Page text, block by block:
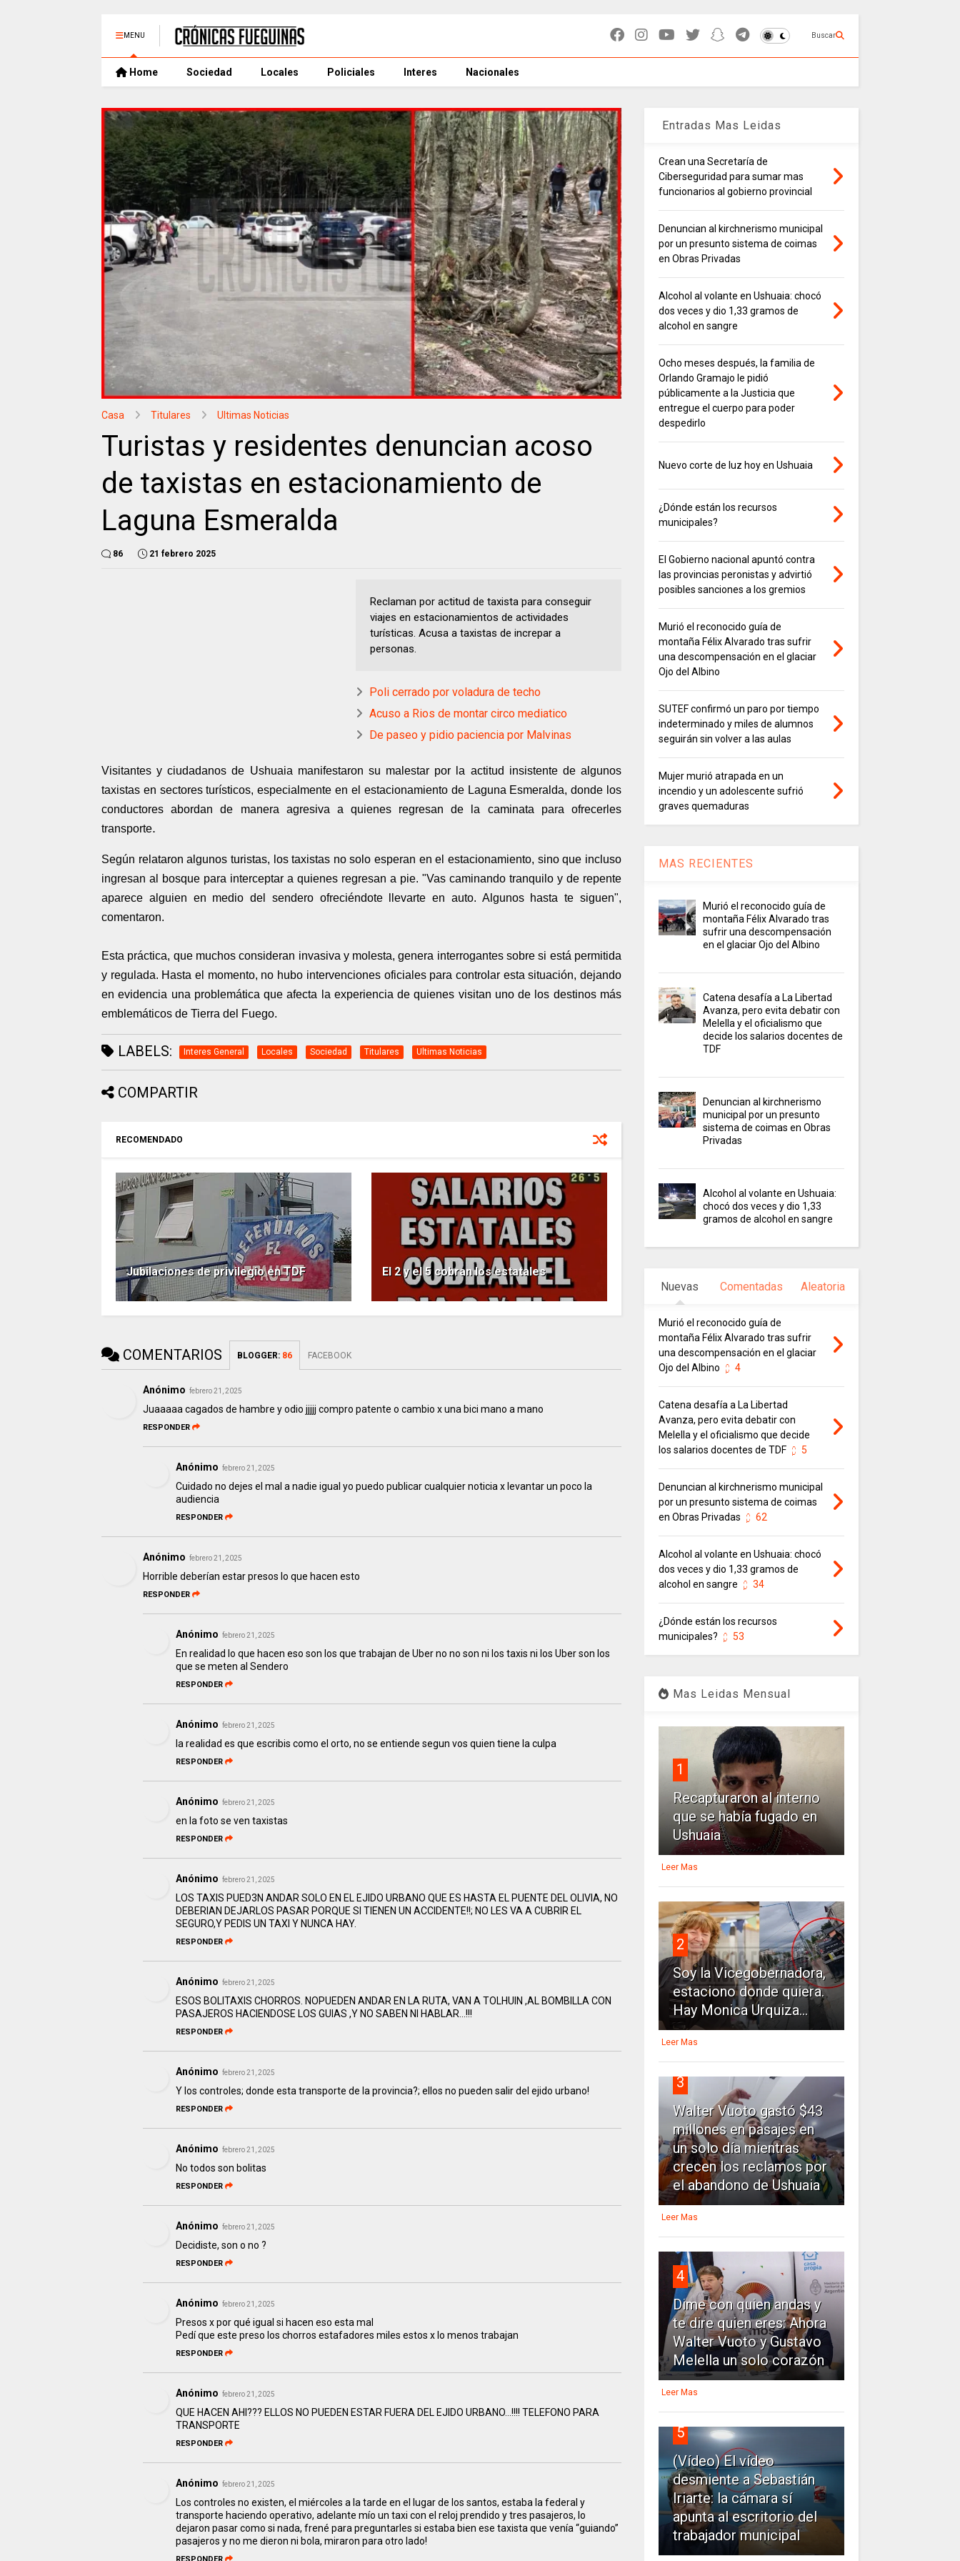
MENU Buscar
Home Sociedad Locales Policiales Interes Nacionales
Casa Titulares Ultimas Noticias
Turistas y residentes denuncian acoso
de taxistas en estacionamiento de
Laguna Esmeralda
86 21 febrero 2025
Reclaman por actitud de taxista para conseguir
viajes en estacionamientos de actividades
turísticas. Acusa a taxistas de increpar a
personas.
Poli cerrado por voladura de techo
Acuso a Rios de montar circo mediatico
De paseo y pidio paciencia por Malvinas
Visitantes y ciudadanos de Ushuaia manifestaron su malestar por la actitud insistente de algunos
taxistas en sectores turísticos, especialmente en el estacionamiento de Laguna Esmeralda, donde los
conductores abordan de manera agresiva a quienes regresan de la caminata para ofrecerles
transporte.
Según relataron algunos turistas, los taxistas no solo esperan en el estacionamiento, sino que incluso
ingresan al bosque para interceptar a quienes regresan a pie. "Vas caminando tranquilo y de repente
aparece alguien en medio del sendero ofreciéndote llevarte en auto. Algunos hasta te siguen",
comentaron.
Esta práctica, que muchos consideran invasiva y molesta, genera interrogantes sobre si está permitida
y regulada. Hasta el momento, no hubo intervenciones oficiales para controlar esta situación, dejando
en evidencia una problemática que afecta la experiencia de quienes visitan uno de los destinos más
emblemáticos de Tierra del Fuego.
LABELS: Interes General Locales Sociedad Titulares Ultimas Noticias
COMPARTIR
RECOMENDADO
Jubilaciones de privilegio en TDF El 2 y el 5 cobran los estatales
COMENTARIOS BLOGGER: 86 FACEBOOK
Anónimo febrero 21, 2025
Juaaaaa cagados de hambre y odio jjjjj compro patente o cambio x una bici mano a mano
RESPONDER
Anónimo febrero 21, 2025
Cuidado no dejes el mal a nadie igual yo puedo publicar cualquier noticia x levantar un poco la
audiencia
RESPONDER
Anónimo febrero 21, 2025
Horrible deberían estar presos lo que hacen esto
RESPONDER
Anónimo febrero 21, 2025
En realidad lo que hacen eso son los que trabajan de Uber no no son ni los taxis ni los Uber son los
que se meten al Sendero
RESPONDER
Anónimo febrero 21, 2025
la realidad es que escribis como el orto, no se entiende segun vos quien tiene la culpa
RESPONDER
Anónimo febrero 21, 2025
en la foto se ven taxistas
RESPONDER
Anónimo febrero 21, 2025
LOS TAXIS PUED3N ANDAR SOLO EN EL EJIDO URBANO QUE ES HASTA EL PUENTE DEL OLIVIA, NO
DEBERIAN DEJARLOS PASAR PORQUE SI TIENEN UN ACCIDENTE!!; NO LES VA A CUBRIR EL
SEGURO,Y PEDIS UN TAXI Y NUNCA HAY.
RESPONDER
Anónimo febrero 21, 2025
ESOS BOLITAXIS CHORROS. NOPUEDEN ANDAR EN LA RUTA, VAN A TOLHUIN ,AL BOMBILLA CON
PASAJEROS HACIENDOSE LOS GUIAS ,Y NO SABEN NI HABLAR...!!!
RESPONDER
Anónimo febrero 21, 2025
Y los controles; donde esta transporte de la provincia?; ellos no pueden salir del ejido urbano!
RESPONDER
Anónimo febrero 21, 2025
No todos son bolitas
RESPONDER
Anónimo febrero 21, 2025
Decidiste, son o no ?
RESPONDER
Anónimo febrero 21, 2025
Presos x por qué igual si hacen eso esta mal
Pedí que este preso los chorros estafadores miles estos x lo menos trabajan
RESPONDER
Anónimo febrero 21, 2025
QUE HACEN AHI??? ELLOS NO PUEDEN ESTAR FUERA DEL EJIDO URBANO...!!!! TELEFONO PARA
TRANSPORTE
RESPONDER
Anónimo febrero 21, 2025
Los controles no existen, el miércoles a la tarde en el lugar de los santos, estaba la federal y
transporte haciendo operativo, adelante mío un taxi con el reloj prendido y tres pasajeros, lo
dejaron pasar como si nada, frené para preguntarles si estaba bien ese taxista que venía “guiando”
pasajeros y no me dieron ni bola, miraron para otro lado!
RESPONDER
Entradas Mas Leidas
Crean una Secretaría de
Ciberseguridad para sumar mas
funcionarios al gobierno provincial
Denuncian al kirchnerismo municipal
por un presunto sistema de coimas
en Obras Privadas
Alcohol al volante en Ushuaia: chocó
dos veces y dio 1,33 gramos de
alcohol en sangre
Ocho meses después, la familia de
Orlando Gramajo le pidió
públicamente a la Justicia que
entregue el cuerpo para poder
despedirlo
Nuevo corte de luz hoy en Ushuaia
¿Dónde están los recursos
municipales?
El Gobierno nacional apuntó contra
las provincias peronistas y advirtió
posibles sanciones a los gremios
Murió el reconocido guía de
montaña Félix Alvarado tras sufrir
una descompensación en el glaciar
Ojo del Albino
SUTEF confirmó un paro por tiempo
indeterminado y miles de alumnos
seguirán sin volver a las aulas
Mujer murió atrapada en un
incendio y un adolescente sufrió
graves quemaduras
MAS RECIENTES
Murió el reconocido guía de
montaña Félix Alvarado tras
sufrir una descompensación
en el glaciar Ojo del Albino
Catena desafía a La Libertad
Avanza, pero evita debatir con
Melella y el oficialismo que
decide los salarios docentes de
TDF
Denuncian al kirchnerismo
municipal por un presunto
sistema de coimas en Obras
Privadas
Alcohol al volante en Ushuaia:
chocó dos veces y dio 1,33
gramos de alcohol en sangre
Nuevas Comentadas Aleatoria
Murió el reconocido guía de
montaña Félix Alvarado tras sufrir
una descompensación en el glaciar
Ojo del Albino
4
Catena desafía a La Libertad
Avanza, pero evita debatir con
Melella y el oficialismo que decide
los salarios docentes de TDF
5
Denuncian al kirchnerismo municipal
por un presunto sistema de coimas
en Obras Privadas
62
Alcohol al volante en Ushuaia: chocó
dos veces y dio 1,33 gramos de
alcohol en sangre
34
¿Dónde están los recursos
municipales?
53
Mas Leidas Mensual
1
Recapturaron al interno
que se había fugado en
Ushuaia
Leer Mas
2
Soy la Vicegobernadora,
estaciono donde quiera.
Hay Monica Urquiza...
Leer Mas
3
Walter Vuoto gastó $43
millones en pasajes en
un solo día mientras
crecen los reclamos por
el abandono de Ushuaia
Leer Mas
4
Dime con quien andas y
te dire quien eres: Ahora
Walter Vuoto y Gustavo
Melella un solo corazón
Leer Mas
5
(Vídeo) El vídeo
desmiente a Sebastián
Iriarte: la cámara sí
apunta al escritorio del
trabajador municipal